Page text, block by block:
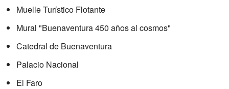
Muelle Turístico Flotante
Mural "Buenaventura 450 años al cosmos"
Catedral de Buenaventura
Palacio Nacional
El Faro